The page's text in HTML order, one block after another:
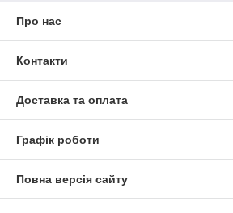
Про нас
Контакти
Доставка та оплата
Графік роботи
Повна версія сайту